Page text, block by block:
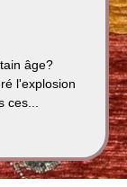
âge?
l'explosion